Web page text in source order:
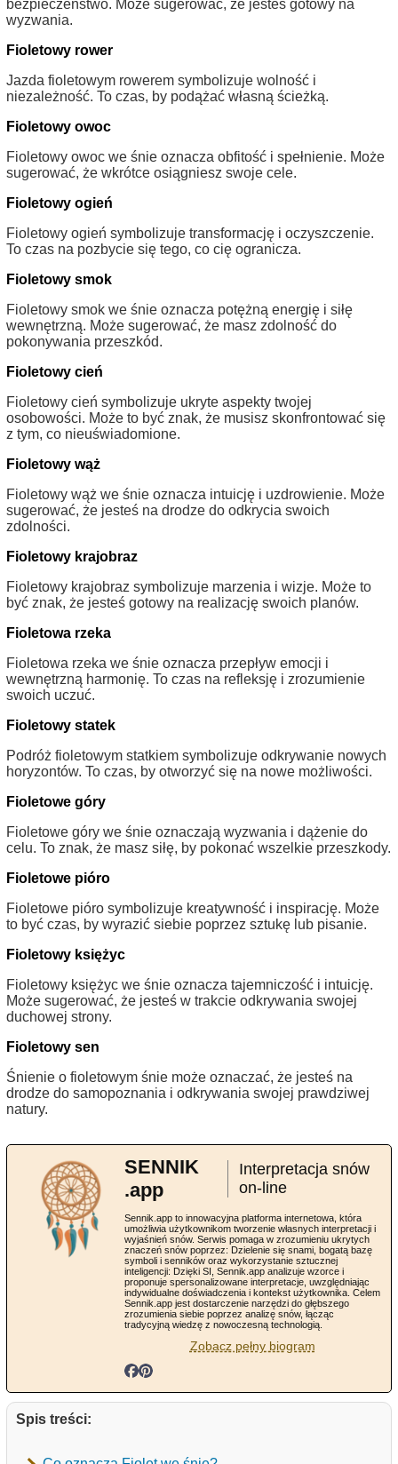
bezpieczeństwo. Może sugerować, że jesteś gotowy na
wyzwania.
Fioletowy rower
Jazda fioletowym rowerem symbolizuje wolność i
niezależność. To czas, by podążać własną ścieżką.
Fioletowy owoc
Fioletowy owoc we śnie oznacza obfitość i spełnienie. Może
sugerować, że wkrótce osiągniesz swoje cele.
Fioletowy ogień
Fioletowy ogień symbolizuje transformację i oczyszczenie.
To czas na pozbycie się tego, co cię ogranicza.
Fioletowy smok
Fioletowy smok we śnie oznacza potężną energię i siłę
wewnętrzną. Może sugerować, że masz zdolność do
pokonywania przeszkód.
Fioletowy cień
Fioletowy cień symbolizuje ukryte aspekty twojej
osobowości. Może to być znak, że musisz skonfrontować się
z tym, co nieuświadomione.
Fioletowy wąż
Fioletowy wąż we śnie oznacza intuicję i uzdrowienie. Może
sugerować, że jesteś na drodze do odkrycia swoich
zdolności.
Fioletowy krajobraz
Fioletowy krajobraz symbolizuje marzenia i wizje. Może to
być znak, że jesteś gotowy na realizację swoich planów.
Fioletowa rzeka
Fioletowa rzeka we śnie oznacza przepływ emocji i
wewnętrzną harmonię. To czas na refleksję i zrozumienie
swoich uczuć.
Fioletowy statek
Podróż fioletowym statkiem symbolizuje odkrywanie nowych
horyzontów. To czas, by otworzyć się na nowe możliwości.
Fioletowe góry
Fioletowe góry we śnie oznaczają wyzwania i dążenie do
celu. To znak, że masz siłę, by pokonać wszelkie przeszkody.
Fioletowe pióro
Fioletowe pióro symbolizuje kreatywność i inspirację. Może
to być czas, by wyrazić siebie poprzez sztukę lub pisanie.
Fioletowy księżyc
Fioletowy księżyc we śnie oznacza tajemniczość i intuicję.
Może sugerować, że jesteś w trakcie odkrywania swojej
duchowej strony.
Fioletowy sen
Śnienie o fioletowym śnie może oznaczać, że jesteś na
drodze do samopoznania i odkrywania swojej prawdziwej
natury.
SENNIK
.app
Interpretacja snów
on-line
Sennik.app to innowacyjna platforma internetowa, która
umożliwia użytkownikom tworzenie własnych interpretacji i
wyjaśnień snów. Serwis pomaga w zrozumieniu ukrytych
znaczeń snów poprzez: Dzielenie się snami, bogatą bazę
symboli i senników oraz wykorzystanie sztucznej
inteligencji: Dzięki SI, Sennik.app analizuje wzorce i
proponuje spersonalizowane interpretacje, uwzględniając
indywidualne doświadczenia i kontekst użytkownika. Celem
Sennik.app jest dostarczenie narzędzi do głębszego
zrozumienia siebie poprzez analizę snów, łącząc
tradycyjną wiedzę z nowoczesną technologią.
Zobacz pełny biogram
Spis treści: